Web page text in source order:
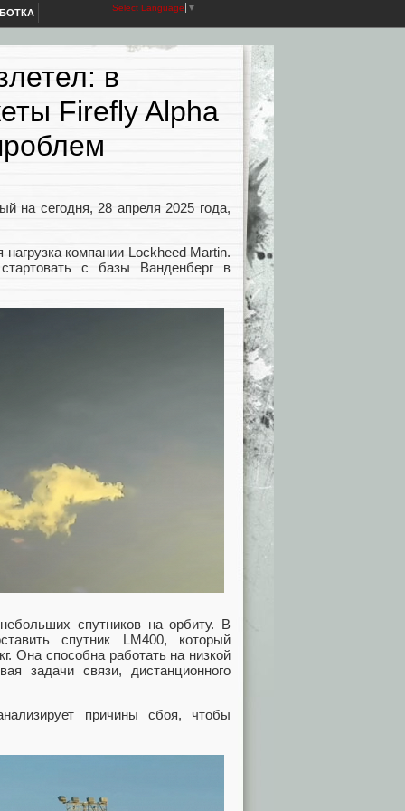
Select Language ▼
в
Firefly Alpha
на сегодня, 28 апреля 2025 года,
компании Lockheed Martin.
с базы Ванденберг в
спутников на орбиту. В
спутник LM400, который
Она способна работать на низкой
задачи связи, дистанционного
причины сбоя, чтобы